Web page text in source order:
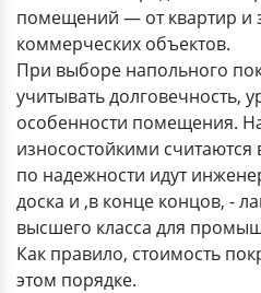
помещений — от квартир и
коммерческих объектов.
При выборе напольного
учитывать долговечность,
особенности помещения.
износостойкими считаются
по надежности идут
доска и ,в конце концов, -
высшего класса для
Как правило, стоимость
этом порядке.